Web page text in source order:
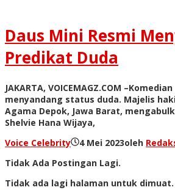
Daus Mini Resmi
Predikat Duda
JAKARTA, VOICEMAGZ.COM
menyandang status duda. Majelis
Agama Depok, Jawa Barat,
Shelvie Hana Wijaya,
Voice Celebrity
4 Mei 2023oleh
Tidak Ada Postingan Lagi.
Tidak ada lagi halaman untuk dimuat.